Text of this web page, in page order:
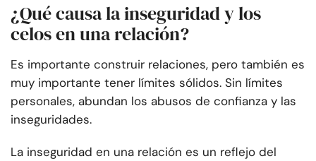
¿Qué causa la inseguridad y los
celos en una relación?
Es importante construir relaciones, pero también es
muy importante tener límites sólidos. Sin límites
personales, abundan los abusos de confianza y las
inseguridades.
La inseguridad en una relación es un reflejo del